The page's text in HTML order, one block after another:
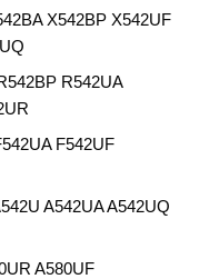
X542BP X542UF
R542UA
F542UF
A542UA A542UQ
A580UF